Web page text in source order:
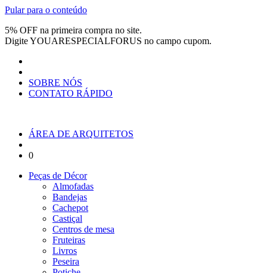
Pular para o conteúdo
5% OFF na primeira compra no site.
DigiteYOUARESPECIALFORUS no campo cupom.
SOBRE NÓS
CONTATO RÁPIDO
ÁREA DE ARQUITETOS
0
Peças de Décor
Almofadas
Bandejas
Cachepot
Castiçal
Centros de mesa
Fruteiras
Livros
Peseira